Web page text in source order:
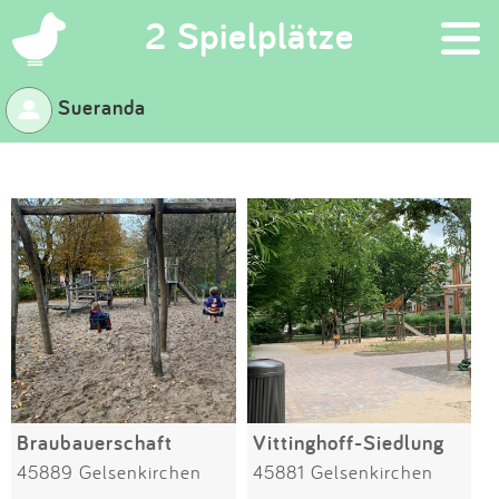
2 Spielplätze ×
Suchen
Eintragen
App
Blog
Partner
Kontakt
Sueranda
Braubauerschaft
45889 Gelsenkirchen
Vittinghoff-Siedlung
45881 Gelsenkirchen